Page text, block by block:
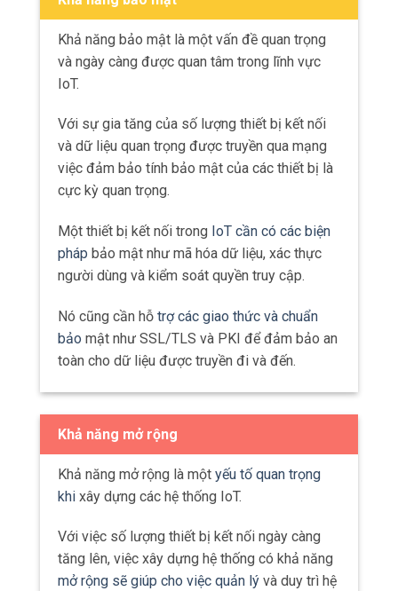
nối và giao tiếp với nhau, yêu cầu về băng
tăng .
Băng thông
Băng thông là khả năng của một mạng để
chuyển đổi thông tin trong một khoảng thời
gian nhất định.
thiết bị yêu cầu một băng thông đủ lớn để
đảm bảo sự truyền dữ liệu liên tục và
không bị gián đoạn.
kilobit (kbps), megabit (Mbps), hoặc
gigabit (Gbps).
Tốc độ truyền dữ liệu là tốc độ
dữ liệu có thể được truyền qua mạng.
Điều này ảnh hưởng trực tiếp đến khả năng
phản hồi và độ trễ của hệ thống IoT.
Tốc độ truyền dữ liệu được đo bằng các
đơn vị như kilobit/giây (kbps),
megabit/giây (Mbps), hoặc gigabit/giây